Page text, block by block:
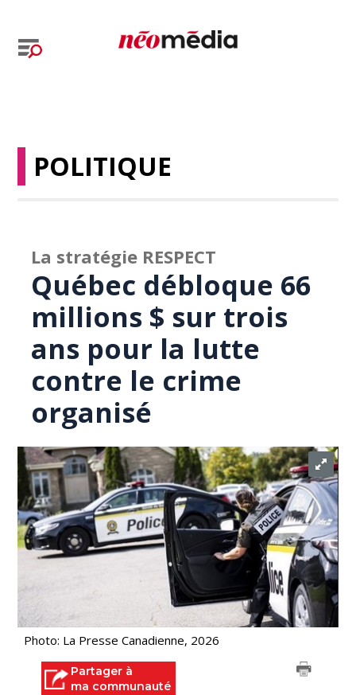
POLITIQUE
La stratégie RESPECT
Québec débloque 66
millions $ sur trois
ans pour la lutte
contre le crime
organisé
Photo: La Presse Canadienne, 2026
Partager à
ma communauté